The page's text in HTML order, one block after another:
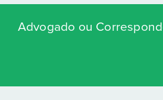
Advogado ou